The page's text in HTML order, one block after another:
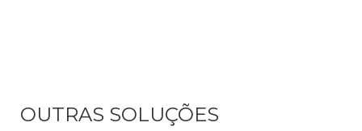
OUTRAS SOLUÇÕES